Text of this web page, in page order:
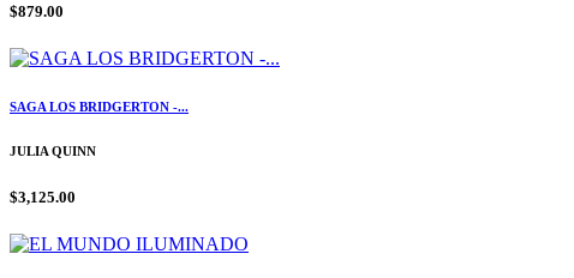
$879.00
SAGA LOS BRIDGERTON -...
JULIA QUINN
$3,125.00